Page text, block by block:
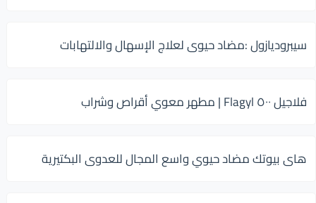
سيبروديازول :مضاد حيوى لعلاج الإسهال والالتهابات
فلاجيل ٥٠٠ Flagyl | مطهر معوي أقراص وشراب
هاى بيوتك مضاد حيوي واسع المجال للعدوى البكتيرية